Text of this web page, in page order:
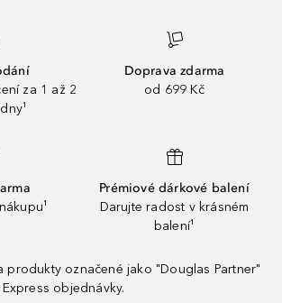
za 1 až 2
Doprava zdarma
od 699 Kč
Prémiové dárkové balení
Darujte radost v krásném
balení¹
produkty označené jako "Douglas Partner"
objednávky.